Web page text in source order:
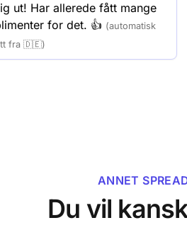
ut! Har allerede fått mange
for det. 👍 (automatisk
fra 🇩🇪)
ANNET
Du vil